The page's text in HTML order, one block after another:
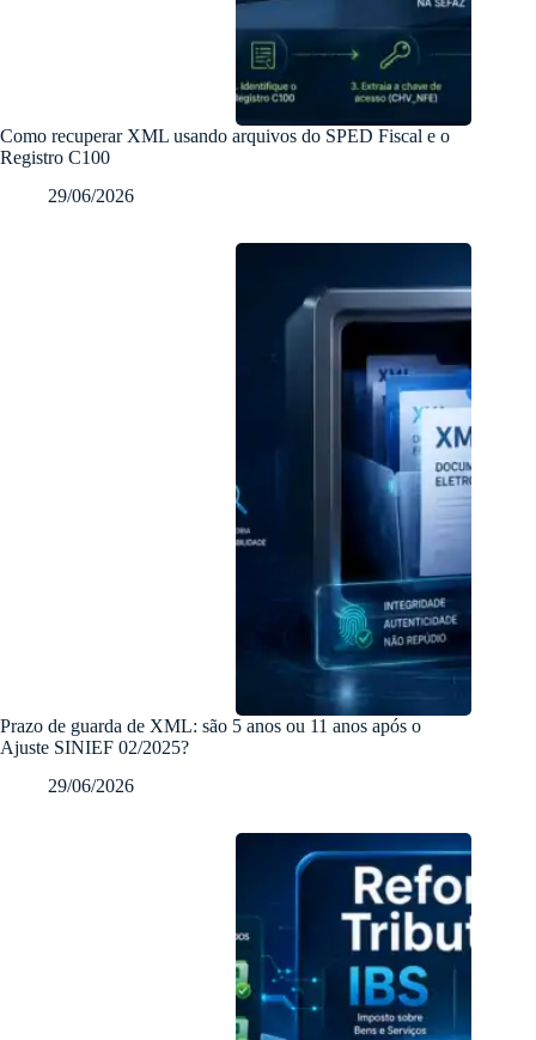
Como recuperar XML usando arquivos do SPED Fiscal e o
Registro C100
29/06/2026
Prazo de guarda de XML: são 5 anos ou 11 anos após o
Ajuste SINIEF 02/2025?
29/06/2026